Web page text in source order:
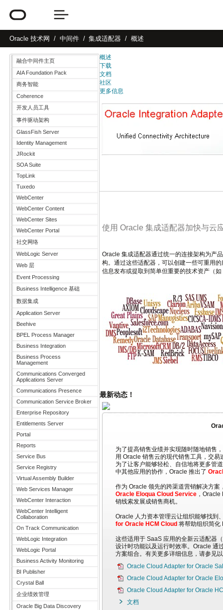
Oracle 技术网 中间件 集成适配器 概述
融合中间件主页
AIA Foundation Pack
商务智能
Coherence
开发人员工具
事件驱动架构
GlassFish Server
Identity Management
JRockit
SOA Suite
TopLink
Tuxedo
WebCenter
WebCenter Content
WebCenter Sites
WebCenter Portal
社交网络
WebLogic Server
Web 层
Event Processing
Business Intelligence 基础
数据集成
Application Server
Beehive
BPEL Process Manager
Business Integration
Business Process
Management
Communications Converged
Applications Server
Communications Presence
Communication Service Broker
Enterprise Repository
Entitlements Server
Portal
Reports
Service Bus
Service Registry
Virtual Assembly Builder
Web Services Manager
WebCenter Interaction
WebCenter Intelligent
Collaboration
On Track Communication
WebLogic Integration
WebLogic Portal
Business Activity Monitoring
BI Publisher
Crystal Ball
企业绩效管理
Oracle Big Data Discovery
概述
下载
文档
社区
更多信息
使用 Oracle 集成适配器加快与云
Oracle 集成适配器通过统一的连接架构为产
构。通过这些适配器，可以创建一些可重用
信息发布或提取到简单但重要的技术资产（
最新动态！
为了提高销售业绩并实现随时随地销售
用 Oracle 销售云的现代销售工具，交
为了让客户能够轻松、自信地将更多管
中其他应用的协作，Oracle 推出了
作为 Oracle 领先的跨渠道营销解决方
Oracle Eloqua Cloud Service ，
销线索发展成销售商机。
Oracle 人力资本管理云让组织能够找到
for Oracle HCM Cloud 将帮助组织简化
这些适用于 SaaS 应用的全新云适配器
设计时功能以及运行时效率。Oracle 通
方案组合。有关更多详细信息，请参见
Oracle Cloud Adapter for Oracle
Oracle Cloud Adapter for Oracle
Oracle Cloud Adapter for Oracle
文档